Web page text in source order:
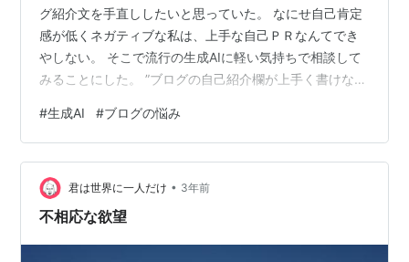
グ紹介文を手直ししたいと思っていた。 なにせ自己肯定
感が低くネガティブな私は、上手な自己ＰＲなんてでき
やしない。 そこで流行の生成AIに軽い気持ちで相談して
みることにした。 ”ブログの自己紹介欄が上手く書けな
りがいを感じたので思うことを書いてみることにした。
▽▽▽ 30代の主婦で特技もスキルもなくて子供もいなく
て取柄がなにもないけど調べてみたいと思ったら何事も
調べてみる性分。ブログの内容はそんな調べごとの結果
や100均の購入レビュー、日々の出来事や美容系のことな
#生成AI #ブログの悩み
君は世界に一人だけ • 3年前
不相応な欲望